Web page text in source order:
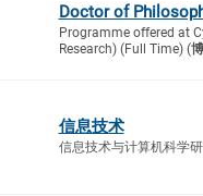
Doctor of
Programme offered at
Research) (Full Time) (
信息技术
信息技术与计算机科学